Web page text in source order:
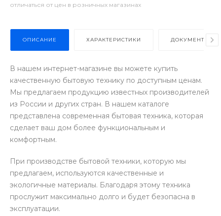
отличаться от цен в розничных магазинах
ОПИСАНИЕ ХАРАКТЕРИСТИКИ ДОКУМЕНТЫ
В нашем интернет-магазине вы можете купить
качественную бытовую технику по доступным ценам.
Мы предлагаем продукцию известных производителей
из России и других стран. В нашем каталоге
представлена современная бытовая техника, которая
сделает ваш дом более функциональным и
комфортным.
При производстве бытовой техники, которую мы
предлагаем, используются качественные и
экологичные материалы. Благодаря этому техника
прослужит максимально долго и будет безопасна в
эксплуатации.